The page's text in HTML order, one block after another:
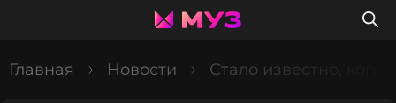
Главная Новости Стало известно,